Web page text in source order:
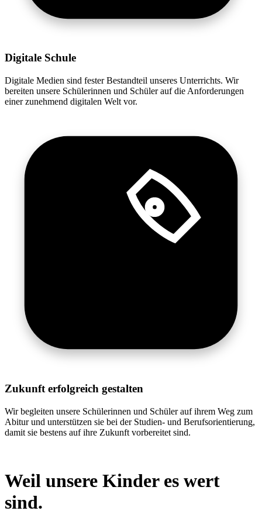
Digitale Schule
Digitale Medien sind fester Bestandteil unseres Unterrichts. Wir
bereiten unsere Schülerinnen und Schüler auf die Anforderungen
einer zunehmend digitalen Welt vor.
Zukunft erfolgreich gestalten
Wir begleiten unsere Schülerinnen und Schüler auf ihrem Weg zum
Abitur und unterstützen sie bei der Studien- und Berufsorientierung,
damit sie bestens auf ihre Zukunft vorbereitet sind.
Weil unsere Kinder es wert
sind.